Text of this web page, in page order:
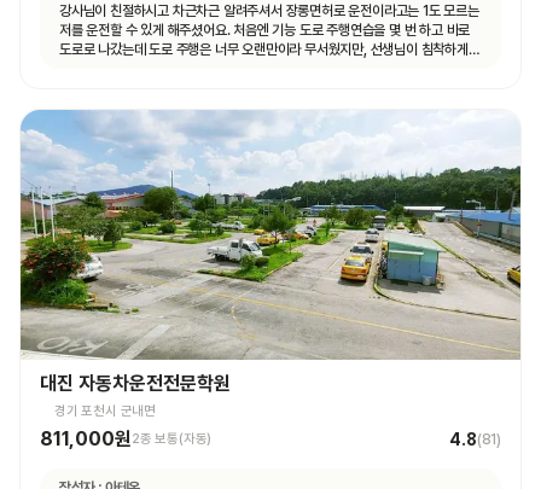
강사님이 친절하시고 차근차근 알려주셔서 장롱면허로 운전이라고는 1도 모르는
저를 운전할 수 있게 해주셨어요. 처음엔 기능 도로 주행연습을 몇 번 하고 바로
도로로 나갔는데 도로 주행은 너무 오랜만이라 무서웠지만, 선생님이 침착하게
대진 자동차운전전문학원
경기 포천시 군내면
811,000원 2종 보통(자동) 4.8(81)